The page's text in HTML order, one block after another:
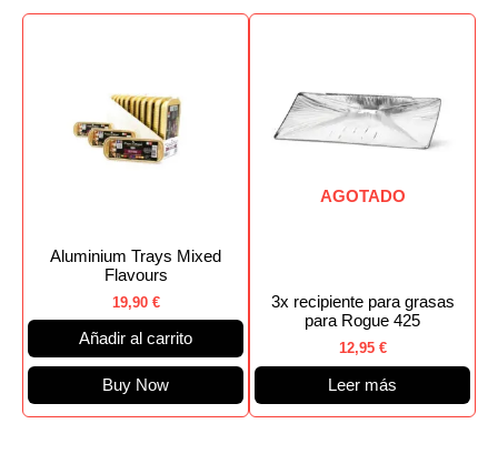
Aluminium Trays Mixed
Flavours
19,90 €
Añadir al carrito
Buy Now
AGOTADO
3x recipiente para grasas
para Rogue 425
12,95 €
Leer más